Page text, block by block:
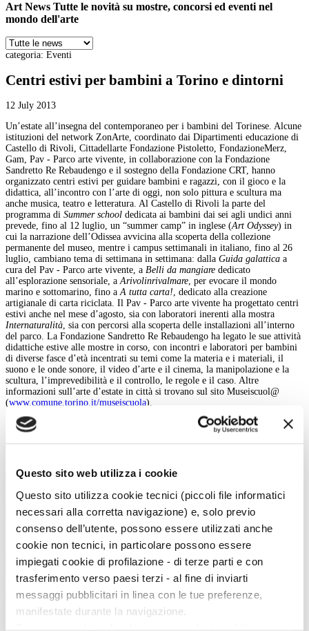
Questo sito web utilizza i cookie
Questo sito utilizza cookie tecnici (piccoli file informatici
necessari alla corretta navigazione) e, solo previo
consenso dell’utente, possono essere utilizzati anche
cookie non tecnici, in particolare possono essere
impiegati cookie di profilazione - di terze parti e con
trasferimento verso paesi terzi - al fine di inviarti
messaggi pubblicitari in linea con le tue preferenze,
manifestate durante la navigazione.
Art News Tutte le novità su mostre, concorsi ed eventi nel
mondo dell'arte
categoria: Eventi
Centri estivi per bambini a Torino e dintorni
12 July 2013
Un’estate all’insegna del contemporaneo per i bambini del Torinese. Alcune
istituzioni del network ZonArte, coordinato dai Dipartimenti educazione di
Castello di Rivoli, Cittadellarte Fondazione Pistoletto, FondazioneMerz,
Gam, Pav - Parco arte vivente, in collaborazione con la Fondazione
Sandretto Re Rebaudengo e il sostegno della Fondazione CRT, hanno
organizzato centri estivi per guidare bambini e ragazzi, con il gioco e la
didattica, all’incontro con l’arte di oggi, non solo pittura e scultura ma
anche musica, teatro e letteratura. Al Castello di Rivoli la parte del
programma di Summer school dedicata ai bambini dai sei agli undici anni
prevede, fino al 12 luglio, un “summer camp” in inglese (Art Odyssey) in
cui la narrazione dell’Odissea avvicina alla scoperta della collezione
permanente del museo, mentre i campus settimanali in italiano, fino al 26
luglio, cambiano tema di settimana in settimana: dalla Guida galattica a
cura del Pav - Parco arte vivente, a Belli da mangiare dedicato
all’esplorazione sensoriale, aArivolinrivalmare, per evocare il mondo
marino e sottomarino, fino aA tutta carta!, dedicato alla creazione
artigianale di carta riciclata. Il Pav - Parco arte vivente ha progettato centri
estivi anche nel mese d’agosto, sia con laboratori inerenti alla mostra
Internaturalità, sia con percorsi alla scoperta delle installazioni all’interno
del parco. La Fondazione Sandretto Re Rebaudengo ha legato le sue attività
didattiche estive alle mostre in corso, con incontri e laboratori per bambini
di diverse fasce d’età incentrati su temi come la materia e i materiali, il
suono e le onde sonore, il video d’arte e il cinema, la manipolazione e la
scultura, l’imprevedibilità e il controllo, le regole e il caso. Altre
informazioni sull’arte d’estate in città si trovano sul sito Museiscuol@
(www.comune.torino.it/museiscuola).
Info:
Castello di Rivoli
Pav - parco arte vivente
011-3182235, lab@parcoartevivente.it
Fondazione Sandretto Re Rebaudengo
011-3797631
Condividi
back
Magazine menu